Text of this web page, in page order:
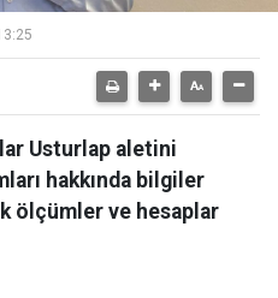
Usturlap aletini
hakkında bilgiler
ölçümler ve hesaplar